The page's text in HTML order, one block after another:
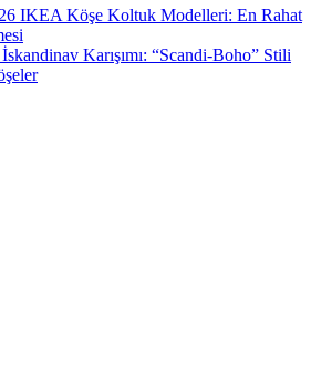
IKEA Köşe Koltuk Modelleri: En Rahat
Karışımı: “Scandi-Boho” Stili